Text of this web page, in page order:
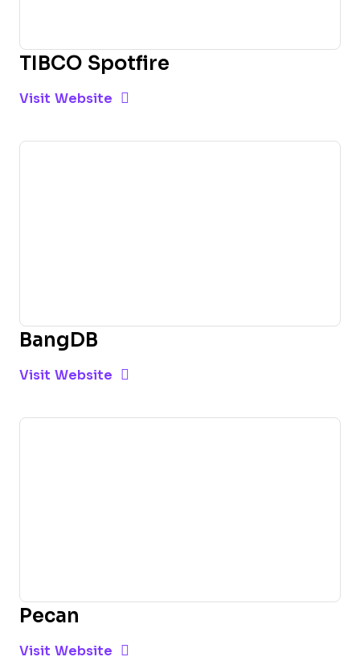
TIBCO Spotfire
Visit Website Opens New Window
BangDB
Visit Website Opens New Window
Pecan
Visit Website Opens New Window